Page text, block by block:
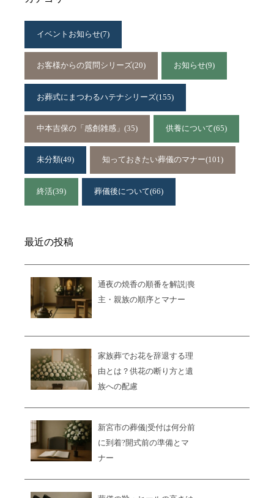
イベントお知らせ(7)
お客様からの質問シリーズ(20) お知らせ(9)
お葬式にまつわるハテナシリーズ(155)
中本吉保の「感創雑感」 (35) 供養について(65)
未分類(49) 知っておきたい葬儀のマナー(101)
終活(39) 葬儀後について(66)
最近の投稿
通夜の焼香の順番を解説|喪
主・親族の順序とマナー
家族葬でお花を辞退する理
由とは？供花の断り方と遺
族への配慮
新宮市の葬儀|受付は何分前
に到着?開式前の準備とマ
ナー